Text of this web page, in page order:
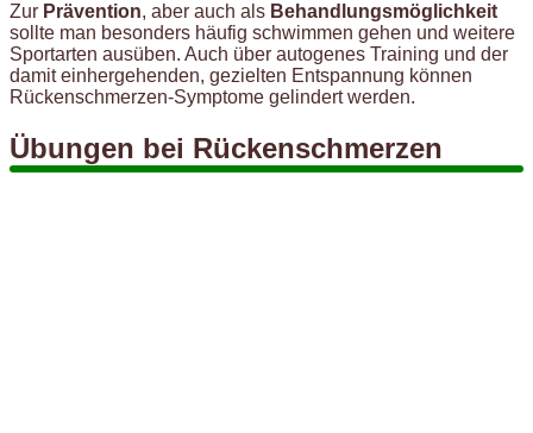
Zur Prävention, aber auch als Behandlungsmöglichkeit
sollte man besonders häufig schwimmen gehen und weitere
Sportarten ausüben. Auch über autogenes Training und der
damit einhergehenden, gezielten Entspannung können
Rückenschmerzen-Symptome gelindert werden.
Übungen bei Rückenschmerzen